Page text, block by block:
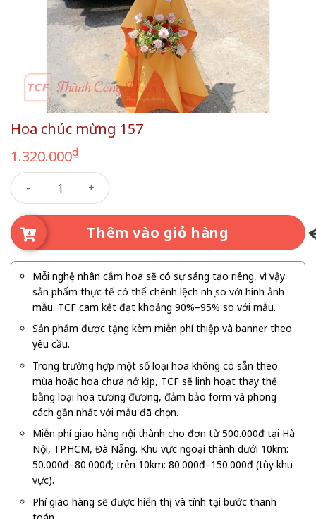
Hoa chúc mừng 157
1.320.000₫
Hoa chúc mừng 157 số lượng
Thêm vào giỏ hàng
Mỗi nghệ nhân cắm hoa sẽ có sự sáng tạo riêng, vì vậy
sản phẩm thực tế có thể chênh lệch nhẹ so với hình ảnh
mẫu. TCF cam kết đạt khoảng 90%–95% so với mẫu.
Sản phẩm được tặng kèm miễn phí thiệp và banner theo
yêu cầu.
Trong trường hợp một số loại hoa không có sẵn theo
mùa hoặc hoa chưa nở kịp, TCF sẽ linh hoạt thay thế
bằng loại hoa tương đương, đảm bảo form và phong
cách gần nhất với mẫu đã chọn.
Miễn phí giao hàng nội thành cho đơn từ 500.000đ tại Hà
Nội, TP.HCM, Đà Nẵng. Khu vực ngoại thành dưới 10km:
50.000đ–80.000đ; trên 10km: 80.000đ–150.000đ (tùy khu
vực).
Phí giao hàng sẽ được hiển thị và tính tại bước thanh